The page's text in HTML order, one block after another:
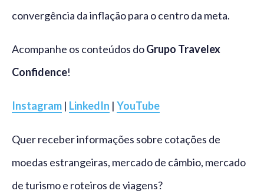
convergência da inflação para o centro da meta.
Acompanhe os conteúdos doGrupo Travelex
Confidence!
Instagram | LinkedIn | YouTube
Quer receber informações sobre cotações de
moedas estrangeiras, mercado de câmbio, mercado
de turismo e roteiros de viagens?